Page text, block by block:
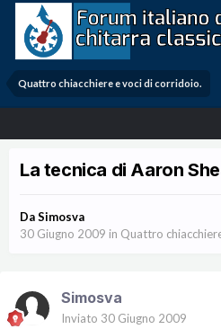
Quattro chiacchiere e voci di corridoio.
La tecnica di Aaron
DaSimosva
30 Giugno 2009 in Quattro
Simosva
Inviato 30 Giugno 2009